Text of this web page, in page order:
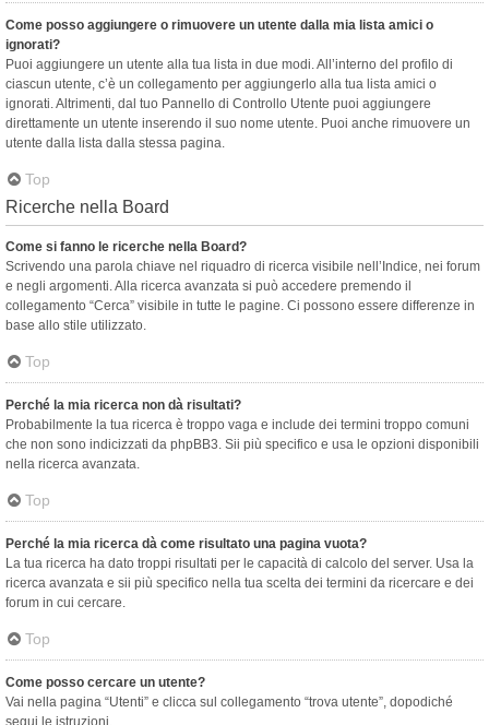
Come posso aggiungere o rimuovere un utente dalla mia lista amici o
ignorati?
Puoi aggiungere un utente alla tua lista in due modi. All’interno del profilo di
ciascun utente, c’è un collegamento per aggiungerlo alla tua lista amici o
ignorati. Altrimenti, dal tuo Pannello di Controllo Utente puoi aggiungere
direttamente un utente inserendo il suo nome utente. Puoi anche rimuovere un
utente dalla lista dalla stessa pagina.
Top
Ricerche nella Board
Come si fanno le ricerche nella Board?
Scrivendo una parola chiave nel riquadro di ricerca visibile nell’Indice, nei forum
e negli argomenti. Alla ricerca avanzata si può accedere premendo il
collegamento “Cerca” visibile in tutte le pagine. Ci possono essere differenze in
base allo stile utilizzato.
Top
Perché la mia ricerca non dà risultati?
Probabilmente la tua ricerca è troppo vaga e include dei termini troppo comuni
che non sono indicizzati da phpBB3. Sii più specifico e usa le opzioni disponibili
nella ricerca avanzata.
Top
Perché la mia ricerca dà come risultato una pagina vuota?
La tua ricerca ha dato troppi risultati per le capacità di calcolo del server. Usa la
ricerca avanzata e sii più specifico nella tua scelta dei termini da ricercare e dei
forum in cui cercare.
Top
Come posso cercare un utente?
Vai nella pagina “Utenti” e clicca sul collegamento “trova utente”, dopodiché
segui le istruzioni.